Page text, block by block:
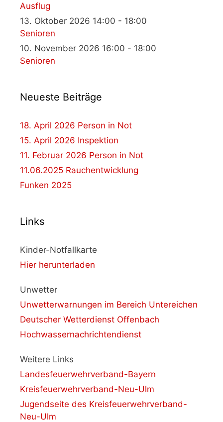
Ausflug
13. Oktober 2026 14:00 - 18:00
Senioren
10. November 2026 16:00 - 18:00
Senioren
Neueste Beiträge
18. April 2026 Person in Not
15. April 2026 Inspektion
11. Februar 2026 Person in Not
11.06.2025 Rauchentwicklung
Funken 2025
Links
Kinder-Notfallkarte
Hier herunterladen
Unwetter
Unwetterwarnungen im Bereich Untereichen
Deutscher Wetterdienst Offenbach
Hochwassernachrichtendienst
Weitere Links
Landesfeuerwehrverband-Bayern
Kreisfeuerwehrverband-Neu-Ulm
Jugendseite des Kreisfeuerwehrverband-
Neu-Ulm